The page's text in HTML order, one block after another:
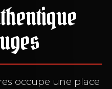
occupe une place